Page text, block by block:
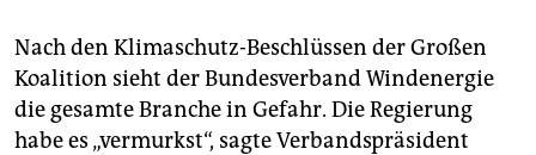
Nach den Klimaschutz-Beschlüssen der Großen
Koalition sieht der Bundesverband Windenergie
die gesamte Branche in Gefahr. Die Regierung
habe es „vermurkst“, sagte Verbandspräsident